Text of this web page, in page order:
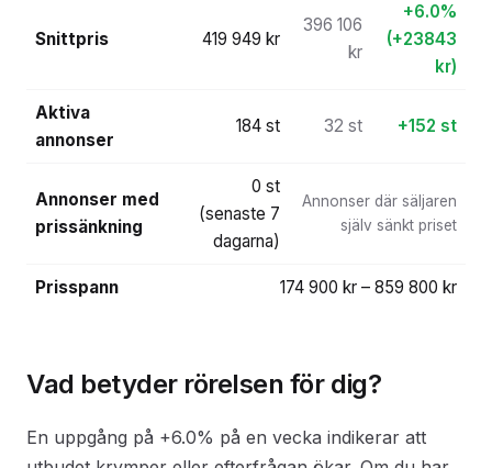
Snittpris 419 949 kr
396 106
kr
+6.0%
(+23843
kr)
Aktiva
annonser
184 st 32 st +152 st
Annonser med
prissänkning
0 st
(senaste 7
dagarna)
Annonser där säljaren
själv sänkt priset
Prisspann 174 900 kr – 859 800 kr
Vad betyder rörelsen för dig?
En uppgång på +6.0% på en vecka indikerar att